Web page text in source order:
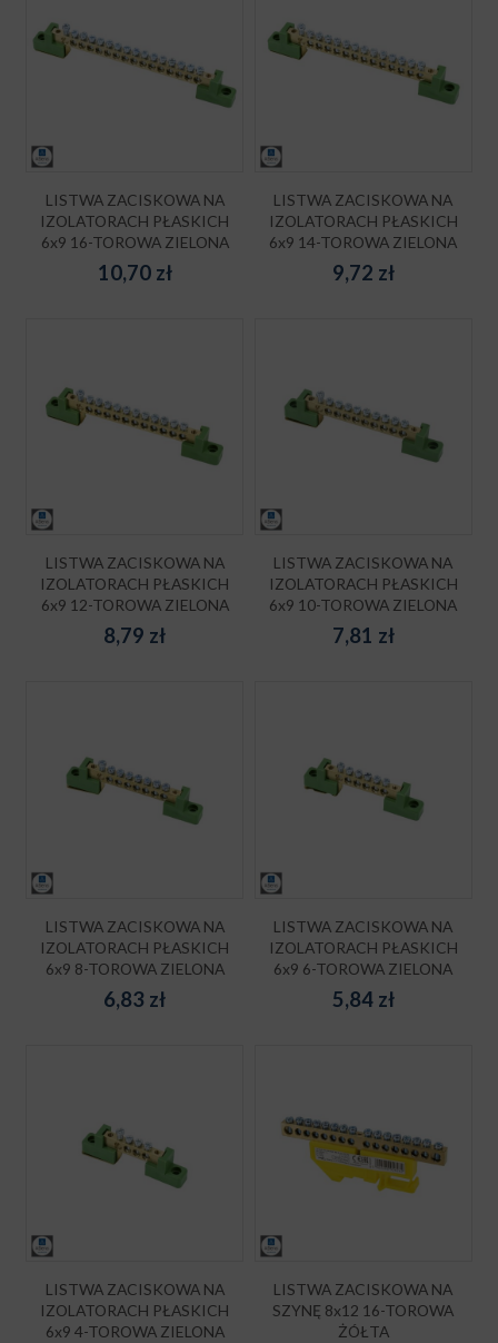
LISTWA ZACISKOWA NA
IZOLATORACH PŁASKICH
6x9 16-TOROWA ZIELONA
10,70zł
LISTWA ZACISKOWA NA
IZOLATORACH PŁASKICH
6x9 14-TOROWA ZIELONA
9,72 zł
LISTWA ZACISKOWA NA
IZOLATORACH PŁASKICH
6x9 12-TOROWA ZIELONA
8,79 zł
LISTWA ZACISKOWA NA
IZOLATORACH PŁASKICH
6x9 10-TOROWA ZIELONA
7,81 zł
LISTWA ZACISKOWA NA
IZOLATORACH PŁASKICH
6x9 8-TOROWA ZIELONA
6,83 zł
LISTWA ZACISKOWA NA
IZOLATORACH PŁASKICH
6x9 6-TOROWA ZIELONA
5,84zł
LISTWA ZACISKOWA NA
IZOLATORACH PŁASKICH
6x9 4-TOROWA ZIELONA
LISTWA ZACISKOWA NA
SZYNĘ 8x12 16-TOROWA
ŻÓŁTA